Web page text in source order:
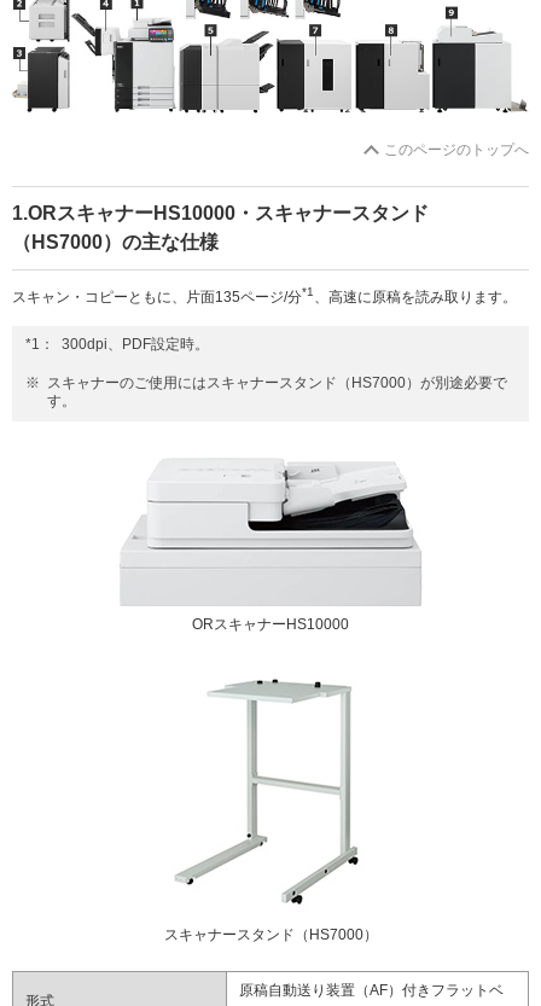
このページのトップへ
1.ORスキャナーHS10000・スキャナースタンド
（HS7000）の主な仕様
スキャン・コピーともに、片面135ページ/分*1 、高速に原稿を読み取ります。
*1： 300dpi、PDF設定時。
※
スキャナーのご使用にはスキャナースタンド（HS7000）が別途必要で
す。
ORスキャナーHS10000
スキャナースタンド（HS7000）
形式
原稿自動送り装置（AF）付きフラットベ